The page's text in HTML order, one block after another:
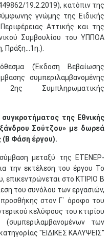
19.2.2019), κατόπιν της
γνώμης της Ειδικής
Αττικής και της
Συμβουλίου του ΥΠΠΟΑ
Πράξη…1η.).
(Έκδοση Βεβαίωσης
συμπεριλαμβανομένης
της Εθνικής
Σούτζου» με δωρεά
(Β Φάση έργου).
μεταξύ της ΕΤΕΝΕΡ-
την εκτέλεση του έργου Το
επικεντρώνεται στο ΚΤΙΡΙΟ Β
του συνόλου των εργασιών,
στον Γ΄ όροφο του
κελύφους του κτιρίου
των
''ΕΙΔΙΚΕΣ ΚΑΛΥΨΕΙΣ''